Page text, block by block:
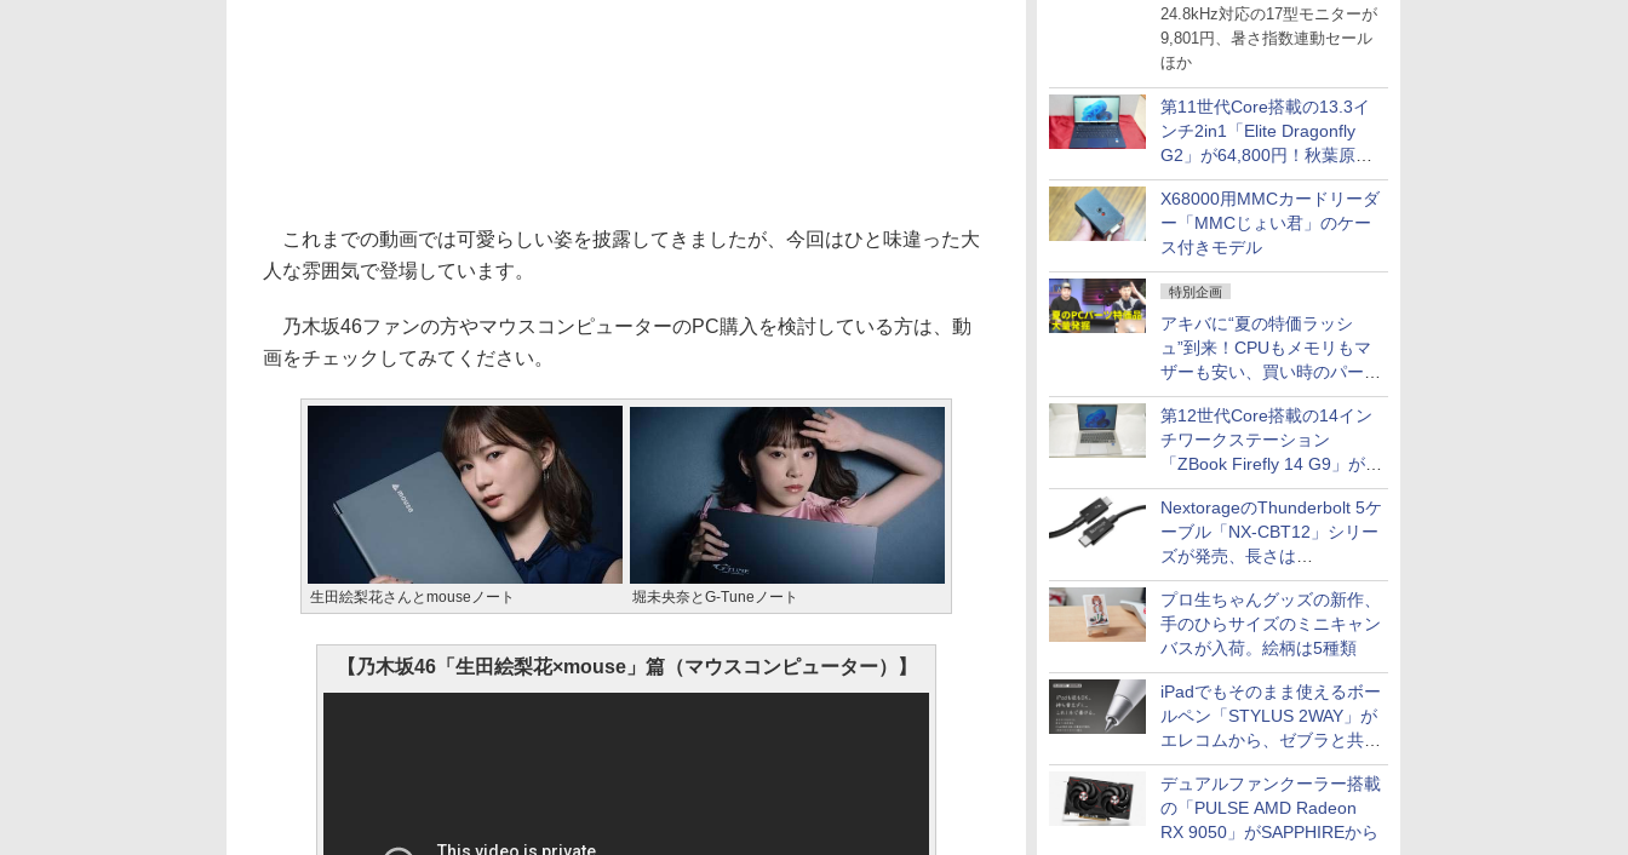
24.8kHz対応の17型モニターが
9,801円、暑さ指数連動セール
ほか
第11世代Core搭載の13.3イ
ンチ2in1「Elite Dragonfly
G2」が64,800円！秋葉原で
中古PCセール
X68000用MMCカードリーダ
ー「MMCじょい君」のケー
ス付きモデル
特別企画
アキバに“夏の特価ラッシ
ュ”到来！CPUもメモリもマ
ザーも安い、買い時のパーツ
は？【8月7日(金)22時配信】
第12世代Core搭載の14イン
チワークステーション
「ZBook Firefly 14 G9」が
79,800円！秋葉原で中古PC
セール
NextorageのThunderbolt 5ケ
ーブル「NX-CBT12」シリー
ズが発売、長さは
30cm/50cm/1mの3種類
プロ生ちゃんグッズの新作、
手のひらサイズのミニキャン
バスが入荷。絵柄は5種類
iPadでもそのまま使えるボー
ルペン「STYLUS 2WAY」が
エレコムから、ゼブラと共同
開発
デュアルファンクーラー搭載
の「PULSE AMD Radeon
RX 9050」がSAPPHIREから
これまでの動画では可愛らしい姿を披露してきましたが、今回はひと味違った大
人な雰囲気で登場しています。
乃木坂46ファンの方やマウスコンピューターのPC購入を検討している方は、動
画をチェックしてみてください。
生田絵梨花さんとmouseノート 堀未央奈とG-Tuneノート
【乃木坂46「生田絵梨花×mouse」篇（マウスコンピューター）】